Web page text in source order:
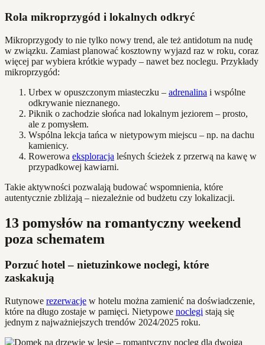
Rola mikroprzygód i lokalnych odkryć
Mikroprzygody to nie tylko nowy trend, ale też antidotum na nudę
w związku. Zamiast planować kosztowny wyjazd raz w roku, coraz
więcej par wybiera krótkie wypady – nawet bez noclegu. Przykłady
mikroprzygód:
Urbex w opuszczonym miasteczku – adrenalina i wspólne
odkrywanie nieznanego.
Piknik o zachodzie słońca nad lokalnym jeziorem – prosto,
ale z pomysłem.
Wspólna lekcja tańca w nietypowym miejscu – np. na dachu
kamienicy.
Rowerowa eksploracja leśnych ścieżek z przerwą na kawę w
przypadkowej kawiarni.
Takie aktywności pozwalają budować wspomnienia, które
autentycznie zbliżają – niezależnie od budżetu czy lokalizacji.
13 pomysłów na romantyczny weekend
poza schematem
Porzuć hotel – nietuzinkowe noclegi, które
zaskakują
Rutynowe rezerwacje w hotelu można zamienić na doświadczenie,
które na długo zostaje w pamięci. Nietypowe noclegi stają się
jednym z najważniejszych trendów 2024/2025 roku.